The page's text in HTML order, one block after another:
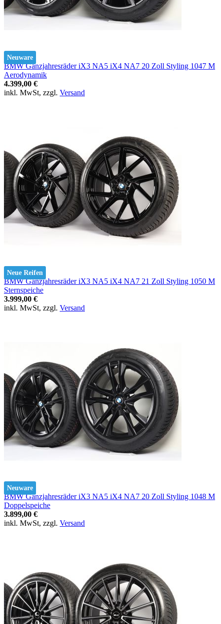
Neuware
BMW Ganzjahresräder iX3 NA5 iX4 NA7 20 Zoll Styling 1047 M
Aerodynamik
4.399,00 €
inkl. MwSt, zzgl. Versand
Neue Reifen
BMW Ganzjahresräder iX3 NA5 iX4 NA7 21 Zoll Styling 1050 M
Sternspeiche
3.999,00 €
inkl. MwSt, zzgl. Versand
Neuware
BMW Ganzjahresräder iX3 NA5 iX4 NA7 20 Zoll Styling 1048 M
Doppelspeiche
3.899,00 €
inkl. MwSt, zzgl. Versand